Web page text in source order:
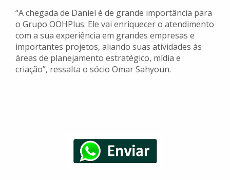
“A chegada de Daniel é de grande importância para
o Grupo OOHPlus. Ele vai enriquecer o atendimento
com a sua experiência em grandes empresas e
importantes projetos, aliando suas atividades às
áreas de planejamento estratégico, mídia e
criação”, ressalta o sócio Omar Sahyoun.